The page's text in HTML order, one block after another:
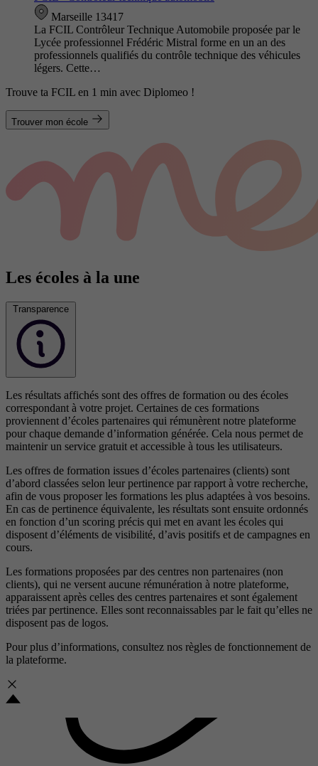
Marseille 13417
La FCIL Contrôleur Technique Automobile proposée par le
Lycée professionnel Frédéric Mistral forme en un an des
professionnels qualifiés du contrôle technique des véhicules
légers. Cette…
Trouve ta FCIL en 1 min avec Diplomeo !
Trouver mon école
Les écoles à la une
Transparence
Les résultats affichés sont des offres de formation ou des écoles
correspondant à votre projet. Certaines de ces formations
proviennent d’écoles partenaires qui rémunèrent notre plateforme
pour chaque demande d’information générée. Cela nous permet de
maintenir un service gratuit et accessible à tous les utilisateurs.
Les offres de formation issues d’écoles partenaires (clients) sont
d’abord classées selon leur pertinence par rapport à votre recherche,
afin de vous proposer les formations les plus adaptées à vos besoins.
En cas de pertinence équivalente, les résultats sont ensuite ordonnés
en fonction d’un scoring précis qui met en avant les écoles qui
disposent d’éléments de visibilité, d’avis positifs et de campagnes en
cours.
Les formations proposées par des centres non partenaires (non
clients), qui ne versent aucune rémunération à notre plateforme,
apparaissent après celles des centres partenaires et sont également
triées par pertinence. Elles sont reconnaissables par le fait qu’elles ne
disposent pas de logos.
Pour plus d’informations, consultez nos règles de fonctionnement de
la plateforme.